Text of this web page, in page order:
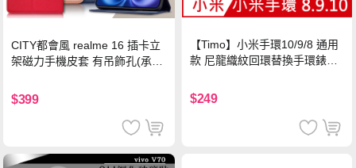
CITY都會風 realme 16 插卡立
架磁力手機皮套 有吊飾孔(承諾
$399
【Timo】小米手環10/9/8 通用
款 尼龍織紋回環替換手環錶帶-
$249